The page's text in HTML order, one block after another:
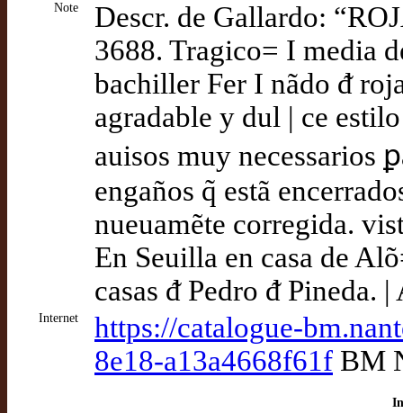
Note
Descr. de Gallardo:
3688. Tragico= I media
bachiller Fer I nãdo ᵭ
agradable y dul | ce
auisos muy necessarios
engaños q̃ estã
nueuamẽte corregida.
En Seuilla en casa de
casas ᵭ Pedro ᵭ Pineda.
Internet
https://catalogue-
8e18-a13a4668f61f BM